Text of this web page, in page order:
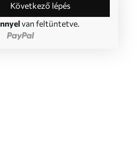
Következő lépés
van feltüntetve.